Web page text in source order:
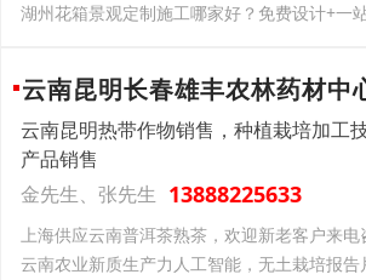
湖州花箱景观定制施工哪家好？免费设计+一
云南昆明长春雄丰农林药材中
云南昆明热带作物销售，种植栽培加工
产品销售
金先生、张先生 13888225633
上海供应云南普洱茶熟茶，欢迎新老客户来电
云南‌农业新质生产力‌人工智能，无土栽培报告